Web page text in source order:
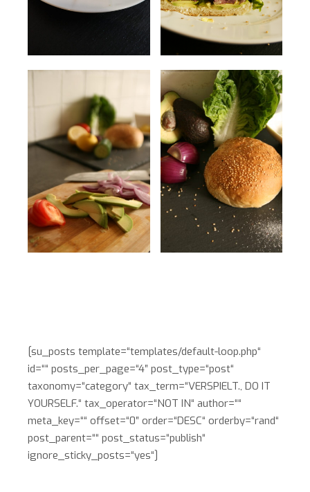
[su_posts template=“templates/default-loop.php“
id=““ posts_per_page=“4″ post_type=“post“
taxonomy=“category“ tax_term=“VERSPIELT., DO IT
YOURSELF.“ tax_operator=“NOT IN“ author=““
meta_key=““ offset=“0″ order=“DESC“ orderby=“rand“
post_parent=““ post_status=“publish“
ignore_sticky_posts=“yes“]